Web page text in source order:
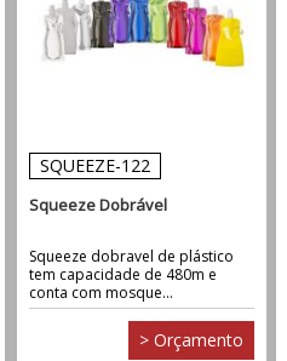
SQUEEZE-122
Squeeze Dobrável
Squeeze dobravel de plástico
tem capacidade de 480m e
conta com mosque...
> Orçamento